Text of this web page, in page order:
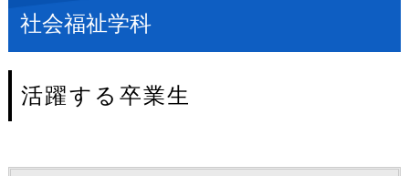
社会福祉学科
活躍する卒業生